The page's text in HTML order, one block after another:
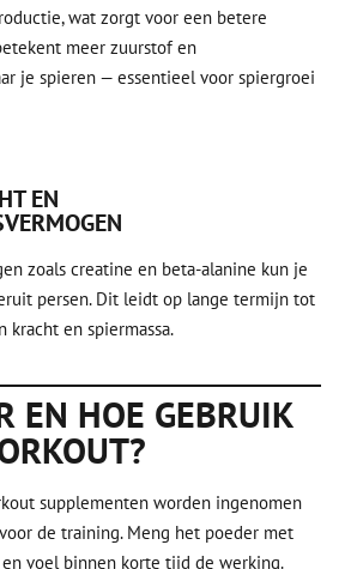
wat zorgt voor een betere
meer zuurstof en
je spieren — essentieel voor spiergroei
EN
zoals creatine en beta-alanine kun je
persen. Dit leidt op lange termijn tot
kracht en spiermassa.
EN HOE GEBRUIK
supplementen worden ingenomen
de training. Meng het poeder met
voel binnen korte tijd de werking.